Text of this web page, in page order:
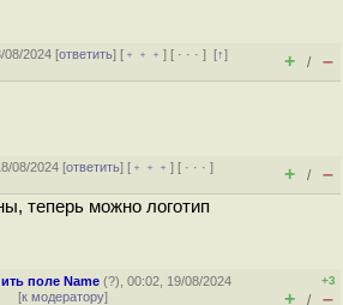
08/2024 [ответить] [ ﹢﹢﹢] [ · · ·][↑]
+ / –
08/2024 [ответить] [ ﹢﹢﹢] [ · · ·]
+ / –
теперь можно логотип
поле Name (?), 00:02, 19/08/2024
[к модератору]
+3
+ / –